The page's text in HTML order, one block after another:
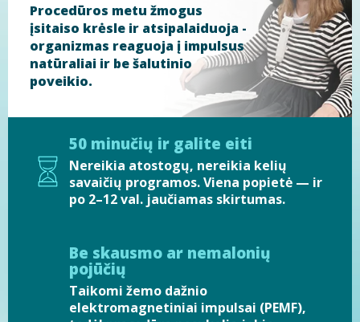
Procedūros metu žmogus
įsitaiso krėsle ir atsipalaiduoja -
organizmas reaguoja į impulsus
natūraliai ir be šalutinio
poveikio.
50 minučių ir galite eiti
Nereikia atostogų, nereikia kelių
savaičių programos. Viena popietė — ir
po 2–12 val. jaučiamas skirtumas.
Be skausmo ar nemalonių
pojūčių
Taikomi žemo dažnio
elektromagnetiniai impulsai (PEMF),